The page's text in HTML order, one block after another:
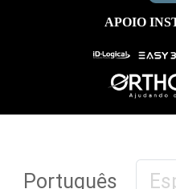
APOIO
Português